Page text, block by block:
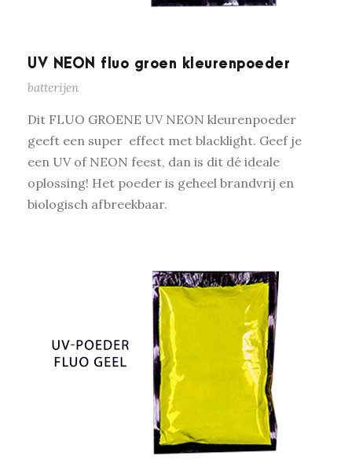
UV NEON fluo groen kleurenpoeder
batterijen
Dit FLUO GROENE UV NEON kleurenpoeder
geeft een super effect met blacklight. Geef je
een UV of NEON feest, dan is dit dé ideale
oplossing! Het poeder is geheel brandvrij en
biologisch afbreekbaar.